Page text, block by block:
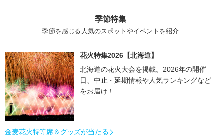
季節特集
季節を感じる人気のスポットやイベントを紹介
花火特集2026【北海道】
北海道の花火大会を掲載。2026年の開催
日、中止・延期情報や人気ランキングなど
をお届け！
金麦花火特等席＆グッズが当たる